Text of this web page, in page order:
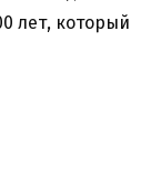
лет, который